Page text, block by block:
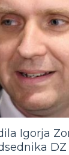
Igorja
DZ